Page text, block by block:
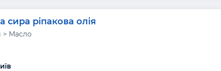
сира ріпакова олія
> Масло